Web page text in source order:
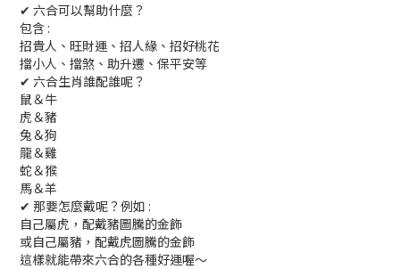
✔ 六合可以幫助什麼？
包含 :
招貴人、旺財運、招人緣、招好桃花
擋小人、擋煞、助升遷、保平安等
✔ 六合生肖誰配誰呢？
鼠＆牛
虎＆豬
兔＆狗
龍＆雞
蛇＆猴
馬＆羊
✔ 那要怎麼戴呢？例如 :
自己屬虎，配戴豬圖騰的金飾
或自己屬豬，配戴虎圖騰的金飾
這樣就能帶來六合的各種好運喔～